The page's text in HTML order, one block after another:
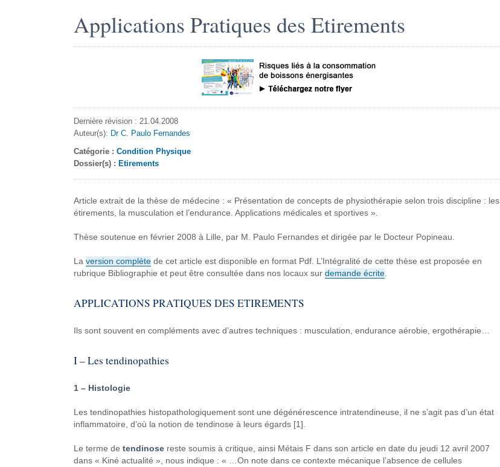
Applications Pratiques des Etirements
Dernière révision : 21.04.2008
Auteur(s): Dr C. Paulo Fernandes
Catégorie : Condition Physique
Dossier(s) : Etirements
Article extrait de la thèse de médecine : « Présentation de concepts de physiothérapie selon trois discipline : les
étirements, la musculation et l’endurance. Applicationsmédicales et sportives».
Thèse soutenue en février2008 à Lille, par M. Paulo Fernandes et dirigée par le Docteur Popineau.
La version complètede cet article est disponible en format Pdf. L’Intégralité de cette thèse est proposée en
rubrique Bibliographie et peut être consultée dans nos locaux sur demandeécrite.
APPLICATIONS PRATIQUES DES ETIREMENTS
Ils sont souvent en complémentsavec d’autres techniques: musculation, endurance aérobie, ergothérapie…
I – Les tendinopathies
1 – Histologie
Les tendinopathies histopathologiquementsont une dégénérescence intratendineuse, il ne s’agitpas d’un état
inflammatoire, d’où la notion de tendinose à leurs égards[1].
Le terme de tendinosereste soumis à critique, ainsi Métais F dans son article en date du jeudi 12 avril2007
dans « Kiné actualité », nousindique : « …On note dansce contexte mécanique l’absence de cellules